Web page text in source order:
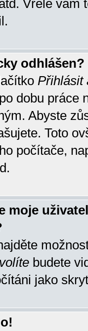
Vřele vám
odhlášen?
Přihlásit
dobu práce
Abyste
Toto
počítače,
moje
budete
jako